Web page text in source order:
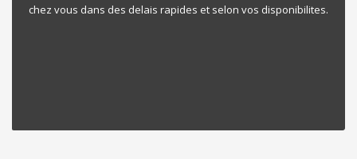
chez vous dans des delais rapides et selon vos disponibilites.